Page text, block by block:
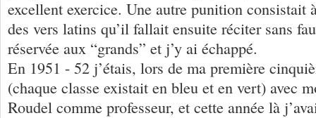
excellent exercice. Une autre punition consistait
des vers latins qu’il fallait ensuite réciter sans
réservée aux “grands” et j’y ai échappé.
En 1951 - 52 j’étais, lors de ma première
(chaque classe existait en bleu et en vert) avec
Roudel comme professeur, et cette année là